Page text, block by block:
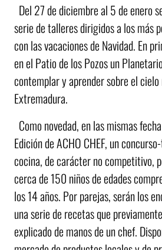
Del 27 de diciembre al 5 de enero
serie de talleres dirigidos a los más
con las vacaciones de Navidad. En
en el Patio de los Pozos un
contemplar y aprender sobre el
Extremadura.
Como novedad, en las mismas
Edición de ACHO CHEF, un
cocina, de carácter no competitivo,
cerca de 150 niños de edades
los 14 años. Por parejas, serán los
una serie de recetas que
explicado de manos de un chef.